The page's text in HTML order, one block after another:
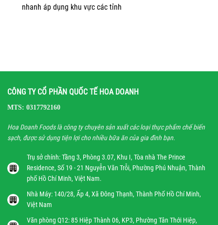
nhanh áp dụng khu vực các tỉnh
CÔNG TY CỔ PHẦN QUỐC TẾ HOA DOANH
MTS: 0317792160
Hoa Doanh Foods là công ty chuyên sản xuất các loại thực phẩm chế biến
sạch, được sử dụng tiện lợi cho nhiều bữa ăn của gia đình bạn.
Trụ sở chính: Tầng 3, Phòng 3.07, Khu I, Tòa nhà The Prince
Residence, Số 19 - 21 Nguyễn Văn Trỗi, Phường Phú Nhuận, Thành
phố Hồ Chí Minh, Việt Nam.
Nhà Máy: 140/28, Ấp 4, Xã Đông Thạnh, Thành Phố Hồ Chí Minh,
Việt Nam
Văn phòng Q12: 85 Hiệp Thành 06, KP3, Phường Tân Thới Hiệp,